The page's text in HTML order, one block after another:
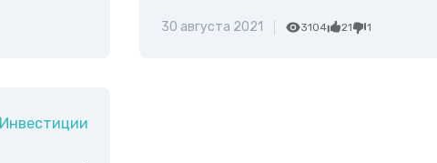
30 августа 2021 3104 21 1
Инвестиции